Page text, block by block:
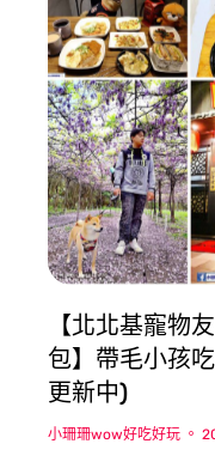
【北北基寵物
包】帶毛小孩
更新中)
小珊珊wow好吃好玩